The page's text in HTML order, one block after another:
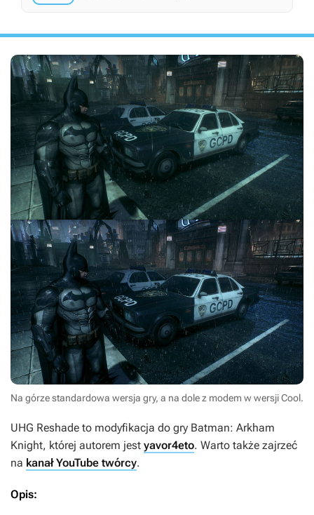
Na górze standardowa wersja gry, a na dole z modem w wersji Cool.
UHG Reshade to modyfikacja do gry Batman: Arkham
Knight, której autorem jest yavor4eto. Warto także zajrzeć
na kanał YouTube twórcy.
Opis: